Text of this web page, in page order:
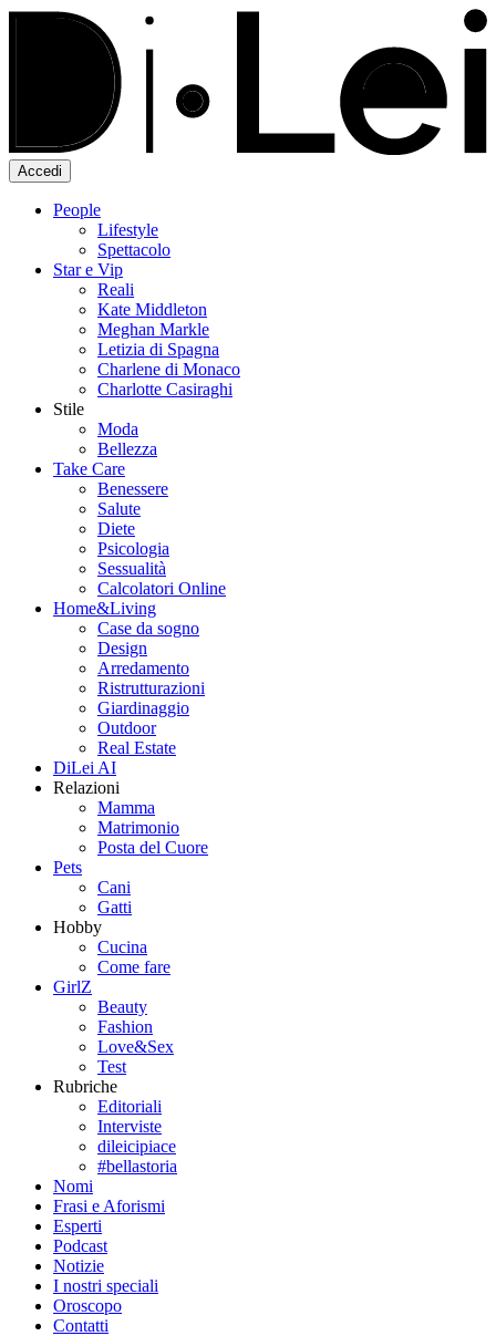
Accedi
People
Lifestyle
Spettacolo
Star e Vip
Reali
Kate Middleton
Meghan Markle
Letizia di Spagna
Charlene di Monaco
Charlotte Casiraghi
Stile
Moda
Bellezza
Take Care
Benessere
Salute
Diete
Psicologia
Sessualità
Calcolatori Online
Home&Living
Case da sogno
Design
Arredamento
Ristrutturazioni
Giardinaggio
Outdoor
Real Estate
DiLei AI
Relazioni
Mamma
Matrimonio
Posta del Cuore
Pets
Cani
Gatti
Hobby
Cucina
Come fare
GirlZ
Beauty
Fashion
Love&Sex
Test
Rubriche
Editoriali
Interviste
dileicipiace
#bellastoria
Nomi
Frasi e Aforismi
Esperti
Podcast
Notizie
I nostri speciali
Oroscopo
Contatti